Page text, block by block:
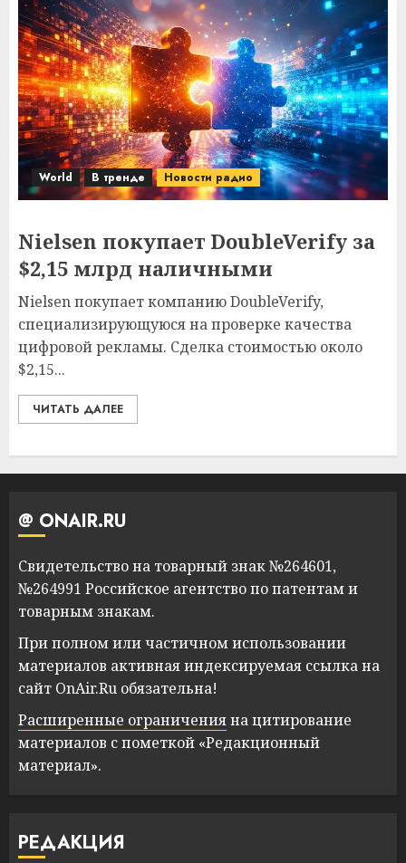
World В тренде Новости радио
Nielsen покупает DoubleVerify за
$2,15 млрд наличными
Nielsen покупает компанию DoubleVerify,
специализирующуюся на проверке качества
цифровой рекламы. Сделка стоимостью около
$2,15...
ЧИТАТЬ ДАЛЕЕ
@ ONAIR.RU
Свидетельство на товарный знак №264601,
№264991 Российское агентство по патентам и
товарным знакам.
При полном или частичном использовании
материалов активная индексируемая ссылка на
сайт OnAir.Ru обязательна!
Расширенные ограниченияна цитирование
материалов с пометкой «Редакционный
материал».
РЕДАКЦИЯ